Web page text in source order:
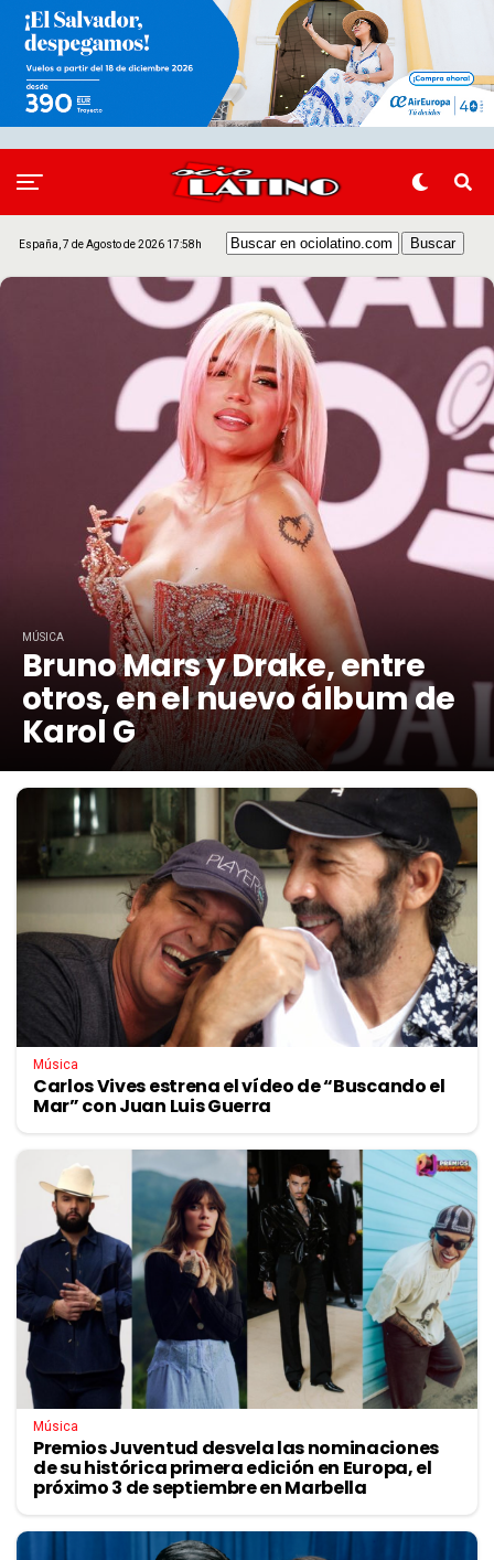
España, 7 de Agosto de 2026 17:58h
MÚSICA
Bruno Mars y Drake, entre
otros, en el nuevo álbum de
Karol G
Música
Carlos Vives estrena el vídeo de “Buscando el
Mar” con Juan Luis Guerra
Música
Premios Juventud desvela las nominaciones
de su histórica primera edición en Europa, el
próximo 3 de septiembre en Marbella